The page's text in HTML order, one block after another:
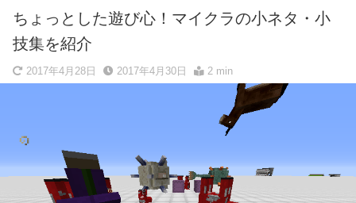
ちょっとした遊び心！マイクラの小ネタ・小
技集を紹介
2017年4月28日 2017年4月30日 2 min